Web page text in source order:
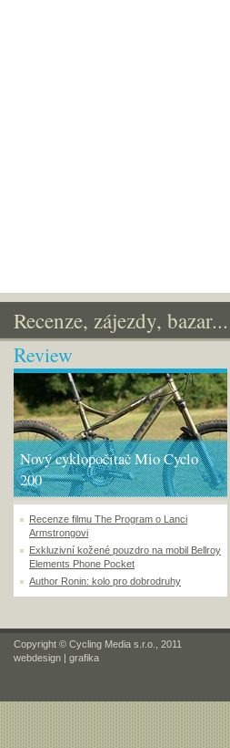
Recenze, zájezdy, bazar...
Review
Nový cyklopočítač Mio Cyclo
200
Recenze filmu The Program o Lanci
Armstrongovi
Exkluzivní kožené pouzdro na mobil Bellroy
Elements Phone Pocket
Author Ronin: kolo pro dobrodruhy
Copyright © Cycling Media s.r.o., 2011
webdesign | grafika